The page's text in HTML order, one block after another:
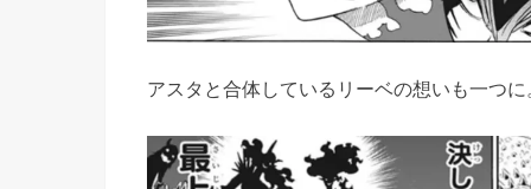
アスタと合体しているリーベの想いも一つに